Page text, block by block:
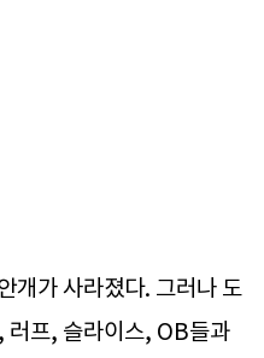
개가 사라졌다. 그러나 도
러프, 슬라이스, OB들과